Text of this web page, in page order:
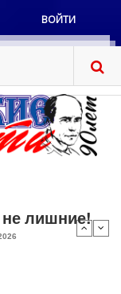
ВОЙТИ
не лишние!